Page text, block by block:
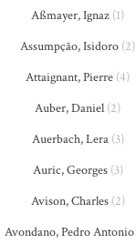
Aßmayer, Ignaz (1)
Assumpção, Isidoro (2)
Attaignant, Pierre (4)
Auber, Daniel (2)
Auerbach, Lera(3)
Auric, Georges(3)
Avison, Charles(2)
Avondano, Pedro Antonio